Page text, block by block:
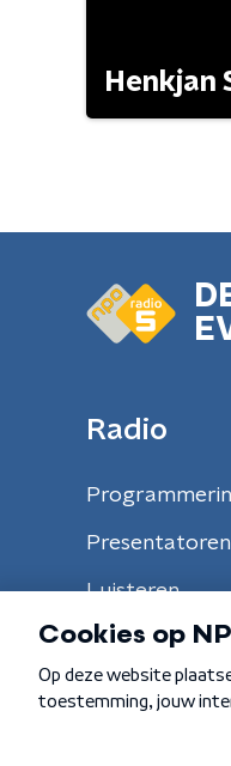
Henkjan
Radio
Presentatoren
Luisteren
Algemene